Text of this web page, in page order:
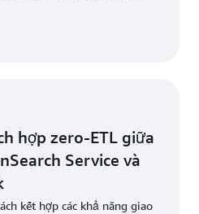
hợp zero-ETL giữa
Service và
kết hợp các khả năng giao